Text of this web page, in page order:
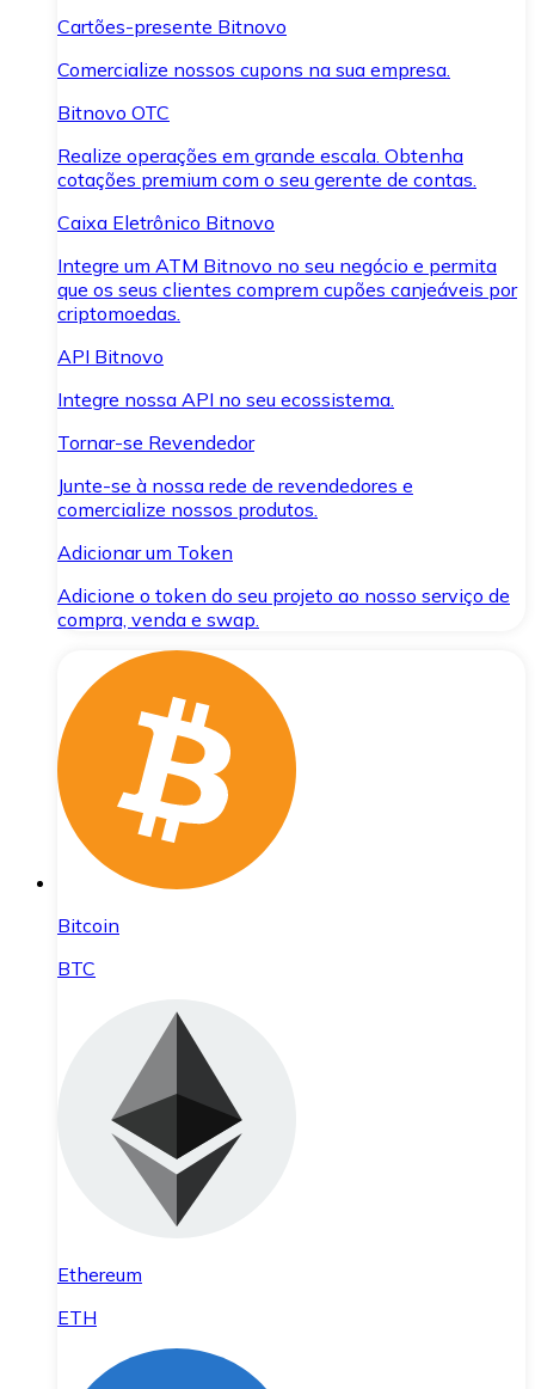
Cartões-presente Bitnovo
Comercialize nossos cupons na sua empresa.
Bitnovo OTC
Realize operações em grande escala. Obtenha
cotações premium com o seu gerente de contas.
Caixa Eletrônico Bitnovo
Integre um ATM Bitnovo no seu negócio e permita
que os seus clientes comprem cupões canjeáveis por
criptomoedas.
API Bitnovo
Integre nossa API no seu ecossistema.
Tornar-se Revendedor
Junte-se à nossa rede de revendedores e
comercialize nossos produtos.
Adicionar um Token
Adicione o token do seu projeto ao nosso serviço de
compra, venda e swap.
Bitcoin
BTC
Ethereum
ETH